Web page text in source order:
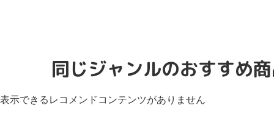
同じジャンルのおすすめ
表示できるレコメンドコンテンツがありません